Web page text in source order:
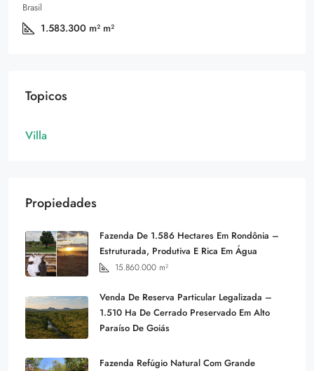
Brasil
1.583.300 m² m²
Topicos
Villa
Propiedades
Fazenda De 1.586 Hectares Em Rondônia –
Estruturada, Produtiva E Rica Em Água
15.860.000 m²
Venda De Reserva Particular Legalizada –
1.510 Ha De Cerrado Preservado Em Alto
Paraíso De Goiás
Fazenda Refúgio Natural Com Grande